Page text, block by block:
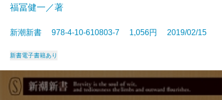
福冨健一／著
新潮新書 978-4-10-610803-7 1,056円 2019/02/15
新書電子書籍あり